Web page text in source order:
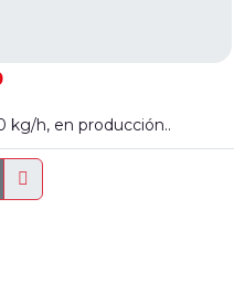
kg/h, en producción..